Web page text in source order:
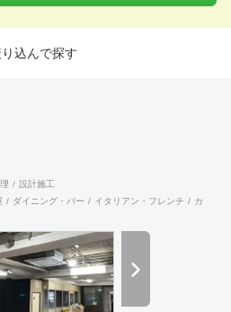
込んで探す
設計施工
ダイニング・バー イタリアン・フレンチ カフェ